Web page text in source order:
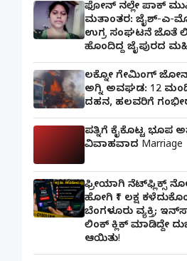
ಫೋನ್ ನಲ್ಲೇ ಪಾಕ್
ಮತಾಂತರ: ಜೈಶ್-ಎ-
ಉಗ್ರ ಸಂಘಟನೆ ಜೊತೆ
ಹೊಂದಿದ್ದ ಜೈಪುರದ
ಲಕ್ನೋ ಗೇಮಿಂಗ್
ಅಗ್ನಿ ಅವಘಡ: 12
ದಹನ, ಹಲವರಿಗೆ
ಪತ್ನಿಗೆ ಕೈಕೊಟ್ಟ ಭೂಪ
ವಿವಾಹವಾದ Marriage
ಫ್ರೀಯಾಗಿ ನೆಟ್‌ಫ್ಲಿಕ್ಸ್
ಹೋಗಿ ₹1 ಲಕ್ಷ
ಬೆಂಗಳೂರು ವ್ಯಕ್ತಿ;
ಲಿಂಕ್ ಕ್ಲಿಕ್ ಮಾಡಿದ್ದೇ
ಆಯಿತು!